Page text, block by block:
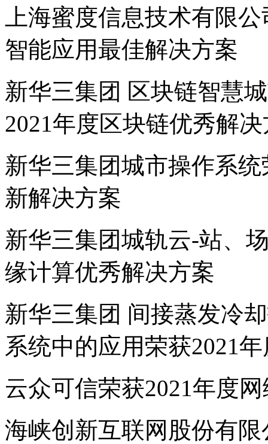
上海蜜度信息技术有限
智能应用最佳解决方案
新华三集团 区块链智慧
2021年度区块链优秀解
新华三集团城市操作系
新解决方案
新华三集团城轨云-站、
缘计算优秀解决方案
新华三集团 间接蒸发冷
系统中的应用荣获2021
云众可信荣获2021年度
海峡创新互联网股份有